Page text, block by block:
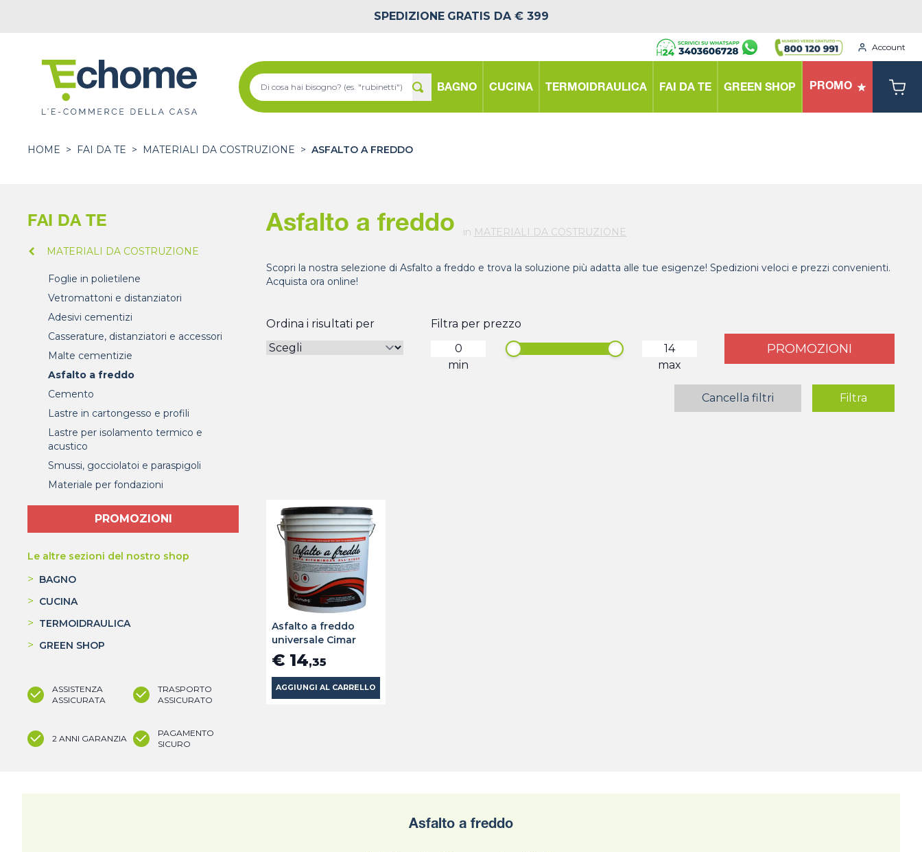
SPEDIZIONE GRATIS DA € 399
Account
BAGNO CUCINA TERMOIDRAULICA FAI DA TE GREEN SHOP PROMO
HOME > FAI DA TE > MATERIALI DA COSTRUZIONE > ASFALTO A FREDDO
FAI DA TE
MATERIALI DA COSTRUZIONE
Foglie in polietilene
Vetromattoni e distanziatori
Adesivi cementizi
Casserature, distanziatori e accessori
Malte cementizie
Asfalto a freddo
Cemento
Lastre in cartongesso e profili
Lastre per isolamento termico e
acustico
Smussi, gocciolatoi e paraspigoli
Materiale per fondazioni
PROMOZIONI
Le altre sezioni del nostro shop
> BAGNO
> CUCINA
> TERMOIDRAULICA
> GREEN SHOP
ASSISTENZA
ASSICURATA
TRASPORTO
ASSICURATO
2 ANNI GARANZIA
PAGAMENTO
SICURO
Asfalto a freddo in MATERIALI DA COSTRUZIONE
Scopri la nostra selezione di Asfalto a freddo e trova la soluzione più adatta alle tue esigenze! Spedizioni veloci e prezzi convenienti.
Acquista ora online!
Ordina i risultati per Filtra per prezzo
min max
PROMOZIONI
Cancella filtri Filtra
Asfalto a freddo
universale Cimar
€ 14,35
AGGIUNGI AL CARRELLO
Asfalto a freddo